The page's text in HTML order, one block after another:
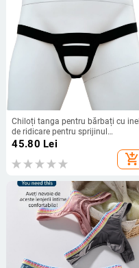
Chiloți tanga pentru bărbați cu inel
de ridicare pentru sprijinul
testiculelor
45.80 Lei
add_shopping_cart